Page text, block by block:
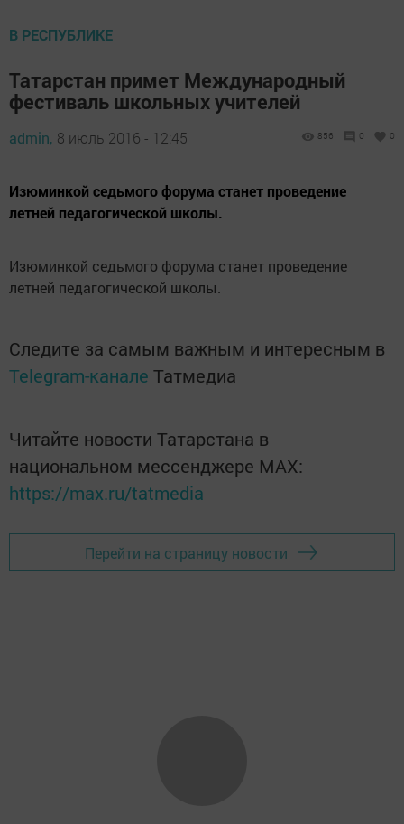
В РЕСПУБЛИКЕ
Татарстан примет Международный
фестиваль школьных учителей
admin, 8 июль 2016 - 12:45 856 0 0
Изюминкой седьмого форума станет проведение
летней педагогической школы.
Изюминкой седьмого форума станет проведение
летней педагогической школы.
Следите за самым важным и интересным в
Telegram-канале Татмедиа
Читайте новости Татарстана в
национальном мессенджере MАХ:
https://max.ru/tatmedia
Перейти на страницу новости